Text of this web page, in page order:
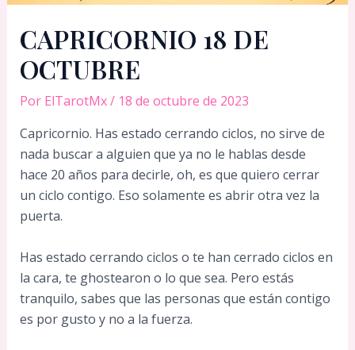
CAPRICORNIO 18 DE
OCTUBRE
Por ElTarotMx/ 18 de octubre de 2023
Capricornio. Has estado cerrando ciclos, no sirve de
nada buscar a alguien que ya no le hablas desde
hace 20 años para decirle, oh, es que quiero cerrar
un ciclo contigo. Eso solamente es abrir otra vez la
puerta.
Has estado cerrando ciclos o te han cerrado ciclos en
la cara, te ghostearon o lo que sea. Pero estás
tranquilo, sabes que las personas que están contigo
es por gusto y no a la fuerza.